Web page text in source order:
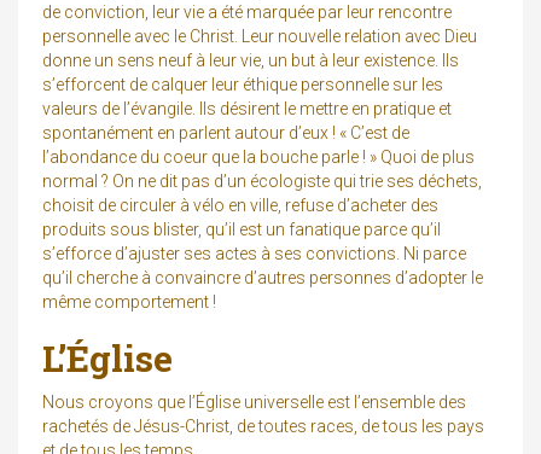
de conviction, leur vie a été marquée par leur rencontre
personnelle avec le Christ. Leur nouvelle relation avec Dieu
donne un sens neuf à leur vie, un but à leur existence. Ils
s’efforcent de calquer leur éthique personnelle sur les
valeurs de l’évangile. Ils désirent le mettre en pratique et
spontanément en parlent autour d’eux ! « C’est de
l’abondance du coeur que la bouche parle ! » Quoi de plus
normal ? On ne dit pas d’un écologiste qui trie ses déchets,
choisit de circuler à vélo en ville, refuse d’acheter des
produits sous blister, qu’il est un fanatique parce qu’il
s’efforce d’ajuster ses actes à ses convictions. Ni parce
qu’il cherche à convaincre d’autres personnes d’adopter le
même comportement !
L’Église
Nous croyons que l’Église universelle est l’ensemble des
rachetés de Jésus-Christ, de toutes races, de tous les pays